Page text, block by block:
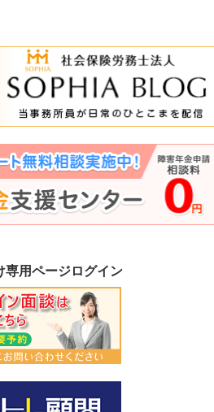
専用ページログイン